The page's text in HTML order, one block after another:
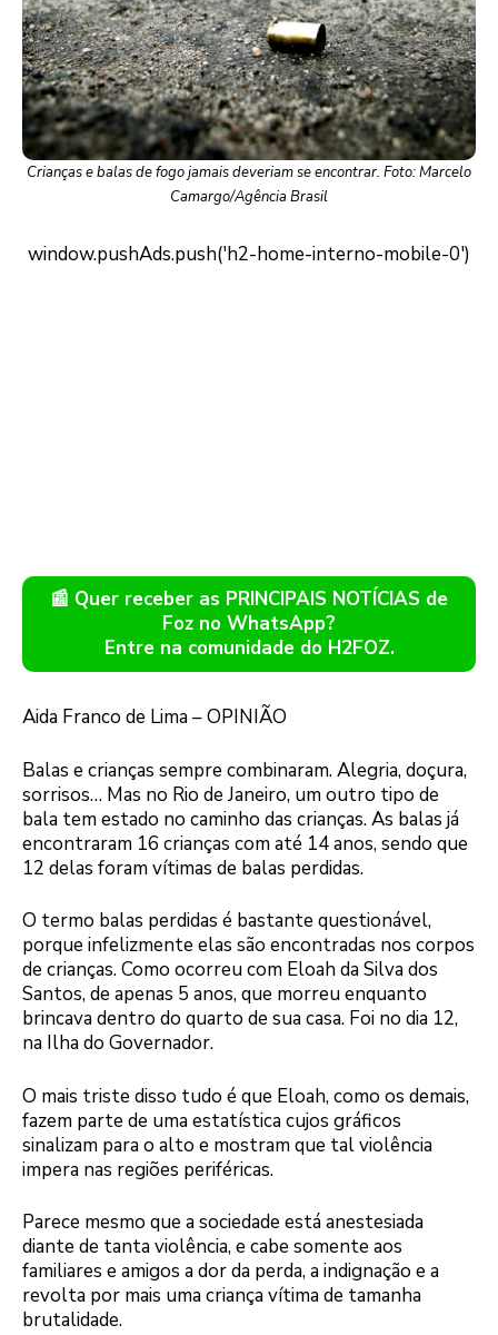
Crianças e balas de fogo jamais deveriam se encontrar. Foto: Marcelo
Camargo/Agência Brasil
📰 Quer receber as PRINCIPAIS NOTÍCIAS de
Foz no WhatsApp?
Entre na comunidade do H2FOZ.
Aida Franco de Lima – OPINIÃO
Balas e crianças sempre combinaram. Alegria, doçura,
sorrisos… Mas no Rio de Janeiro, um outro tipo de
bala tem estado no caminho das crianças. As balas já
encontraram 16 crianças com até 14 anos, sendo que
12 delas foram vítimas de balas perdidas.
O termo balas perdidas é bastante questionável,
porque infelizmente elas são encontradas nos corpos
de crianças. Como ocorreu com Eloah da Silva dos
Santos, de apenas 5 anos, que morreu enquanto
brincava dentro do quarto de sua casa. Foi no dia 12,
na Ilha do Governador.
O mais triste disso tudo é que Eloah, como os demais,
fazem parte de uma estatística cujos gráficos
sinalizam para o alto e mostram que tal violência
impera nas regiões periféricas.
Parece mesmo que a sociedade está anestesiada
diante de tanta violência, e cabe somente aos
familiares e amigos a dor da perda, a indignação e a
revolta por mais uma criança vítima de tamanha
brutalidade.